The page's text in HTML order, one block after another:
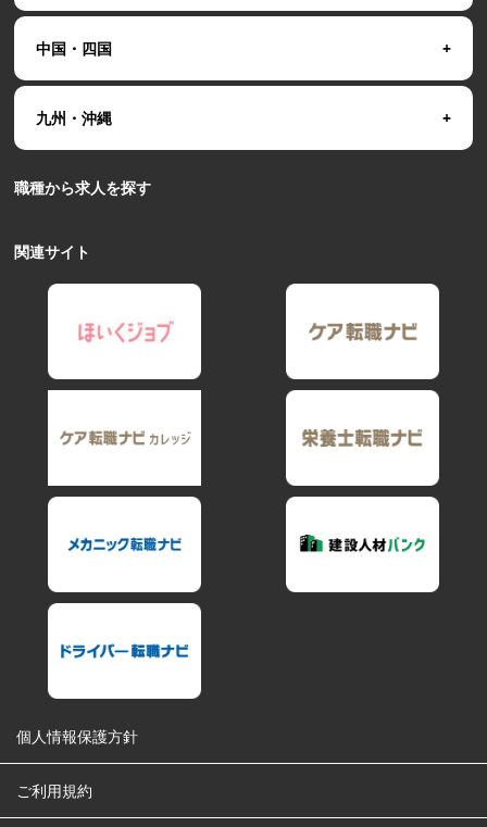
中国・四国
九州・沖縄
職種から求人を探す
関連サイト
個人情報保護方針
ご利用規約